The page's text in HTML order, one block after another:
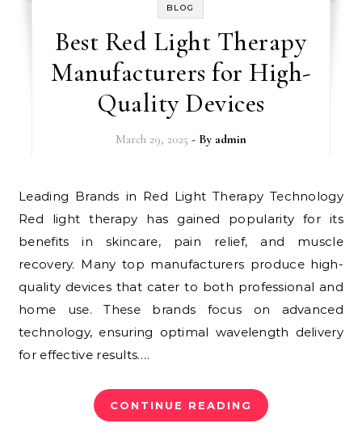
BLOG
Best Red Light Therapy
Manufacturers for High-
Quality Devices
March 29, 2025 - By admin
Leading Brands in Red Light Therapy Technology
Red light therapy has gained popularity for its
benefits in skincare, pain relief, and muscle
recovery. Many top manufacturers produce high-
quality devices that cater to both professional and
home use. These brands focus on advanced
technology, ensuring optimal wavelength delivery
for effective results.…
CONTINUE READING